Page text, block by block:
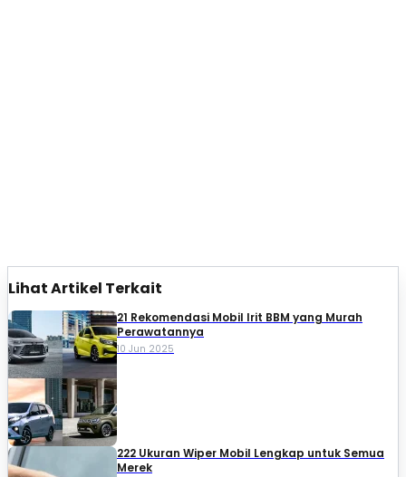
Lihat Artikel Terkait
21 Rekomendasi Mobil Irit BBM yang Murah
Perawatannya
10 Jun 2025
222 Ukuran Wiper Mobil Lengkap untuk Semua
Merek